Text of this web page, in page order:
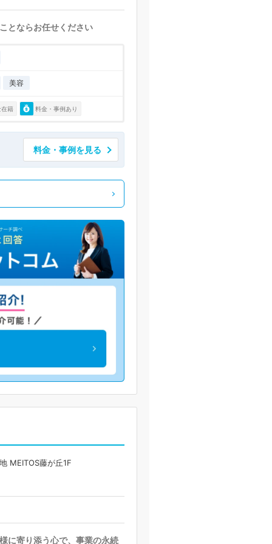
とならお任せください
美容
在籍 料金・事例あり
料金・事例を見る
MEITOS藤が丘1F
に寄り添う心で、事業の永続